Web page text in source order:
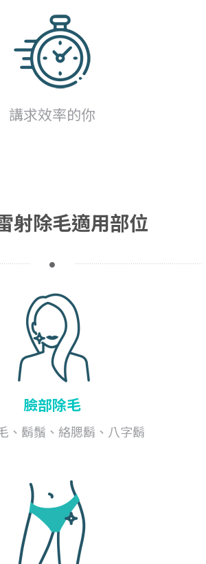
講求效率的你
射除毛適用部位
臉部除毛
、鬍鬚、絡腮鬍、八字鬍